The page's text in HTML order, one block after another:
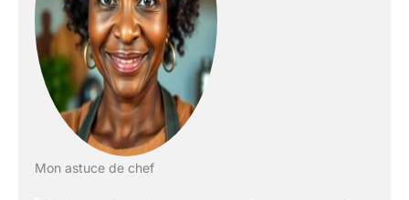
Mon astuce de chef